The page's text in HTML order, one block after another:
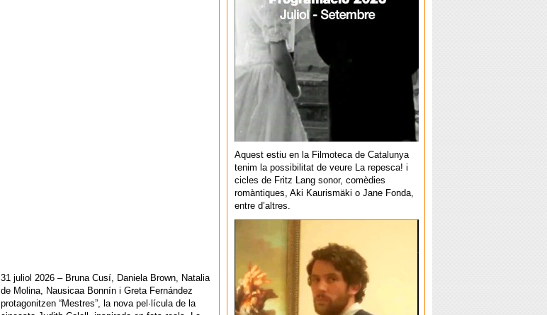
Aquest estiu en la Filmoteca de Catalunya
tenim la possibilitat de veure La repesca! i
cicles de Fritz Lang sonor, comèdies
romàntiques, Aki Kaurismäki o Jane Fonda,
entre d’altres.
31 juliol 2026 – Bruna Cusí, Daniela Brown, Natalia
de Molina, Nausicaa Bonnín i Greta Fernández
protagonitzen “Mestres”, la nova pel·lícula de la